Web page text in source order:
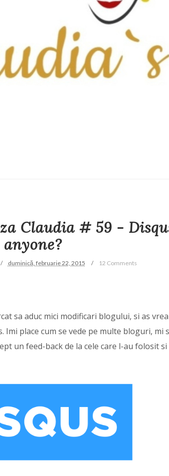
Claudia # 59 -
anyone?
duminică, februarie 22, 2015 12 Comments
sa aduc mici modificari blogului, si as
place cum se vede pe multe bloguri, mi
un feed-back de la cele care l-au folosit si